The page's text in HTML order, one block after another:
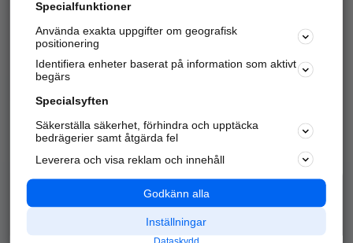
Kom igång och annonsera mot
samarbetspartners nära dig.
Alla kategorier
Populära sökningar
API & Kartor
Annonsera
Integritet
Nödnummer
Specialfunktioner
Använda exakta uppgifter om geografisk
positionering
Identifiera enheter baserat på information som aktivt
begärs
Specialsyften
Säkerställa säkerhet, förhindra och upptäcka
bedrägerier samt åtgärda fel
Leverera och visa reklam och innehåll
Godkänn alla
Inställningar
Dataskydd